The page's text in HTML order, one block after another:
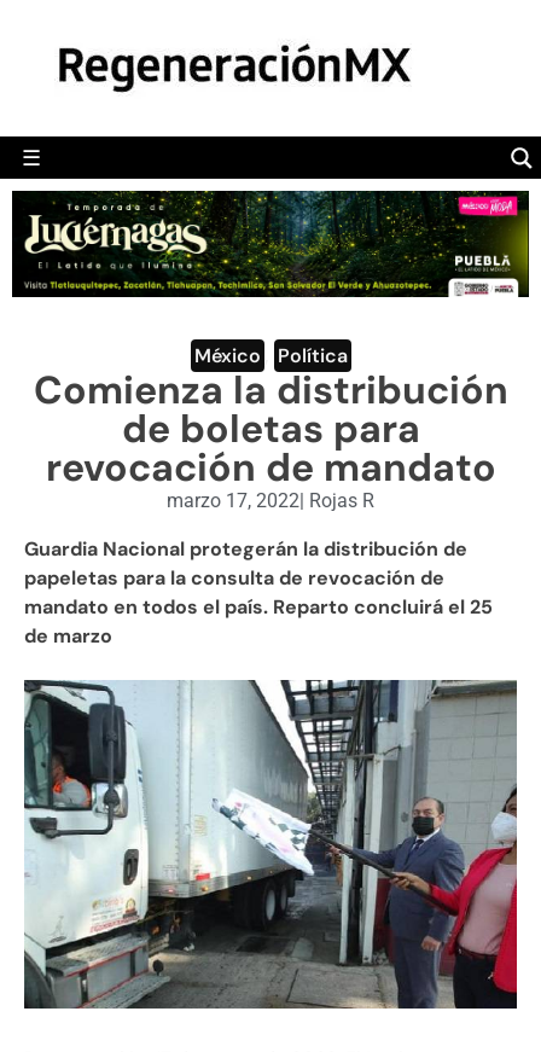
☰
POLÍTICA
CAMALEÓN
OPINIÓN
DEPORTES
ENGLISH SECTION
VIDEOS
México Política
Comienza la distribución
de boletas para
revocación de mandato
marzo 17, 2022| Rojas R
Guardia Nacional protegerán la distribución de
papeletas para la consulta de revocación de
mandato en todos el país. Reparto concluirá el 25
de marzo